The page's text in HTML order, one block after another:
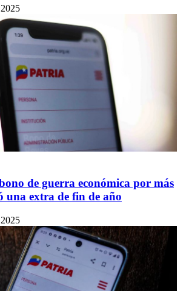
de guerra económica por más
una extra de fin de año